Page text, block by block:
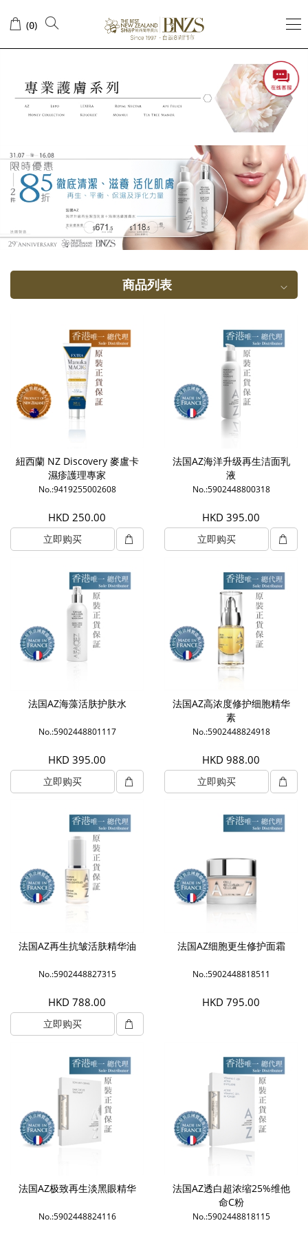
肌
肤
要
(0)
商品列表
紐西蘭 NZ Discovery 麥盧卡
濕疹護理專家
No.:9419255002608
HKD 250.00
立即购买
法国AZ海洋升级再生洁面乳
液
No.:5902448800318
HKD 395.00
立即购买
法国AZ海藻活肤护肤水
No.:5902448801117
HKD 395.00
立即购买
法国AZ高浓度修护细胞精华
素
No.:5902448824918
HKD 988.00
立即购买
法国AZ再生抗皱活肤精华油
No.:5902448827315
HKD 788.00
立即购买
法国AZ细胞更生修护面霜
No.:5902448818511
HKD 795.00
法国AZ极致再生淡黑眼精华
No.:5902448824116
法国AZ透白超浓缩25%维他
命C粉
No.:5902448818115